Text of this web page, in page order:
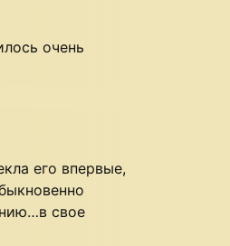
очень
его впервые,
свое